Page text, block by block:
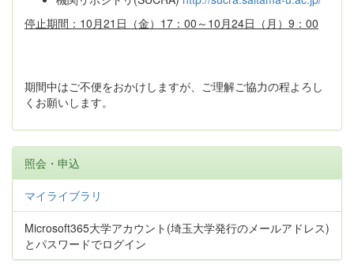
停止期間：10月21日（金）17：00～10月24日（月）9：00
期間中はご不便をおかけしますが、ご理解ご協力の程よろし
くお願いします。
照会・申込
マイライブラリ
Microsoft365大学アカウント(埼玉大学発行のメールアドレス)
とパスワードでログイン